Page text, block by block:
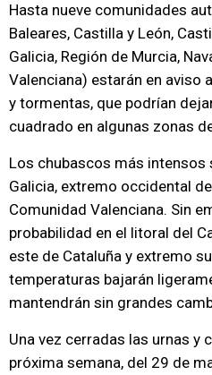
Hasta nueve comunidades
Baleares, Castilla y León,
Galicia, Región de Murcia,
Valenciana) estarán en aviso
y tormentas, que podrían
cuadrado en algunas zonas
Los chubascos más intensos
Galicia, extremo occidental
Comunidad Valenciana. Sin
probabilidad en el litoral del
este de Cataluña y extremo
temperaturas bajarán
mantendrán sin grandes
Una vez cerradas las urnas y
próxima semana, del 29 de